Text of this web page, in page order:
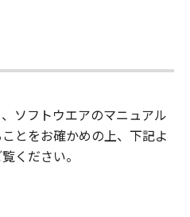
ソフトウエアのマニュアル
とをお確かめの上、下記よ
ください。